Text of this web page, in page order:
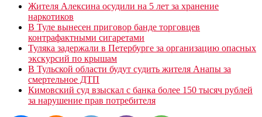
Жителя Алексина осудили на 5 лет за хранение
наркотиков
В Туле вынесен приговор банде торговцев
контрафактными сигаретами
Туляка задержали в Петербурге за организацию опасных
экскурсий по крышам
В Тульской области будут судить жителя Анапы за
смертельное ДТП
Кимовский суд взыскал с банка более 150 тысяч рублей
за нарушение прав потребителя